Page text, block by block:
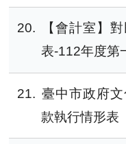
20
【會計室】
表-112年度第
21
臺中市政府
款執行情形表